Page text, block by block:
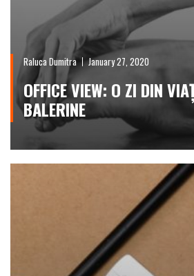
Raluca Dumitra January 27, 2020
OFFICE VIEW: O ZI DIN
BALERINE